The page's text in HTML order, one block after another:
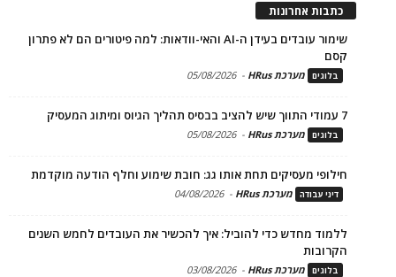
כתבות אחרונות
שימור עובדים בעידן ה-AI והאי-וודאות: למה פיטורים הם לא פתרון
קסם
בלוגים מערכת HRus -
05/08/2026
7 עמודי התווך שיש להציב בבסיס תהליך הגיוס ומיתוג המעסיק
בלוגים מערכת HRus -
05/08/2026
חילופי מעסיקים תחת אותו גג: חובת שימוע וחלף הודעה מוקדמת
דיני עבודה מערכת HRus -
04/08/2026
ללמוד מחדש כדי להוביל: איך להכשיר את העובדים לחמש השנים
הקרובות
בלוגים מערכת HRus -
03/08/2026